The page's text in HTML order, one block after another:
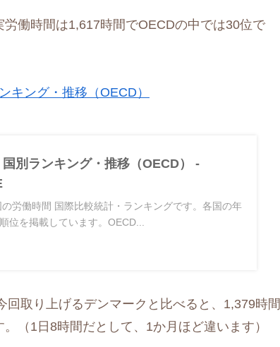
働時間は1,617時間でOECDの中では30位で
キング・推移（OECD）
別ランキング・推移（OECD） -
労働時間 国際比較統計・ランキングです。各国の年
位を掲載しています。OECD...
取り上げるデンマークと比べると、1,379時間
（1日8時間だとして、1か月ほど違います）